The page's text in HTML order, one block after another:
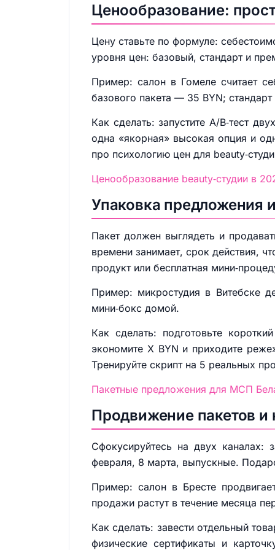
Ценообразование:
Цену ставьте по формуле:
уровня цен: базовый, стандарт и
Пример: салон в Гомеле считает
базового пакета — 35 BYN;
Как сделать: запустите A/B‑тест
одна «якорная» высокая опция и
про психологию цен для
Ценообразование beauty‑студии в
Упаковка предложения
Пакет должен выглядеть и
времени занимает, срок действия,
продукт или бесплатная
Пример: микростудия в Витебске
мини‑бокс домой.
Как сделать: подготовьте
экономите X BYN и приходите
Тренируйте скрипт на 5 реальных
Пакетные предложения для МСП
Продвижение пакетов
Сфокусируйтесь на двух каналах:
февраля, 8 марта, выпускные.
Пример: салон в Бресте
продажи растут в течение месяца
Как сделать: завести отдельный
физические сертификаты и